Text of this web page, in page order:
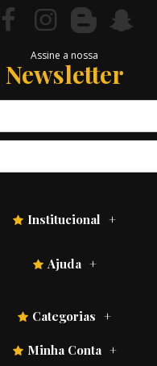
Assine a nossa
Newsletter
Institucional
Ajuda
Categorias
Minha Conta